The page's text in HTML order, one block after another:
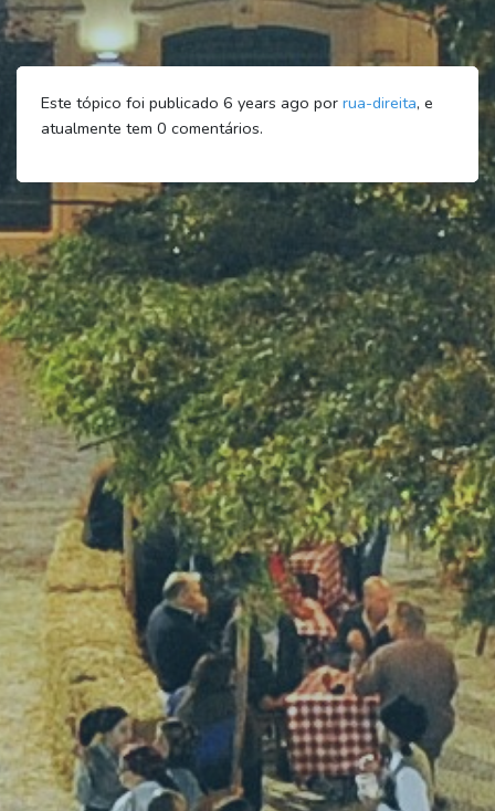
Este tópico foi publicado 6 years ago por rua-direita, e
atualmente tem 0 comentários.